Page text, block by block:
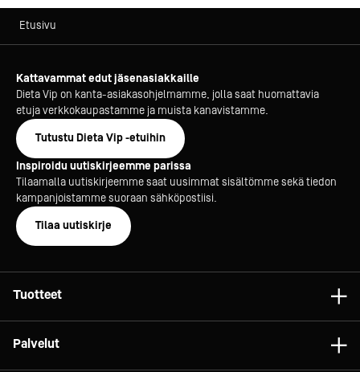
Etusivu
Kattavammat edut jäsenasiakkaille
Dieta Vip on kanta-asiakasohjelmamme, jolla saat huomattavia
etuja verkkokaupastamme ja muista kanavistamme.
Tutustu Dieta Vip -etuihin
Inspiroidu uutiskirjeemme parissa
Tilaamalla uutiskirjeemme saat uusimmat sisältömme sekä tiedon
kampanjoistamme suoraan sähköpostiisi.
Tilaa uutiskirje
Tuotteet
Palvelut